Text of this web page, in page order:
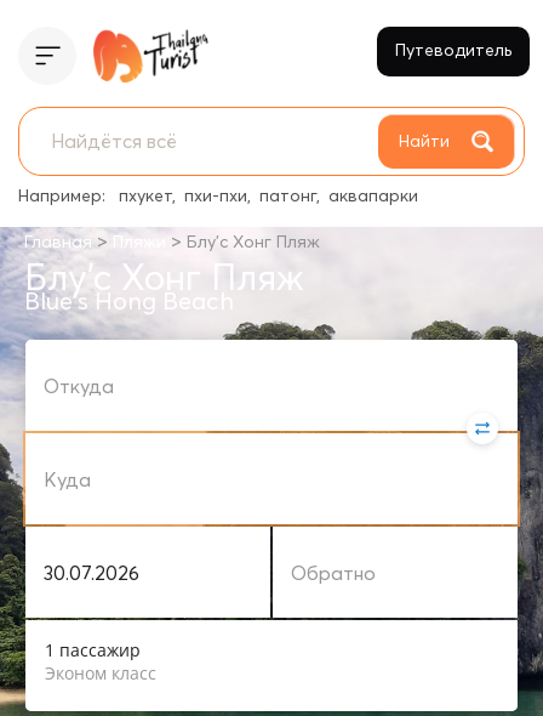
Найти
Например: пхукет пхи-пхи патонг аквапарки
Путеводитель
Главная > Пляжи > Блу’с Хонг Пляж
Блу’с Хонг Пляж
Blue's Hong Beach
1 пассажир
Эконом класс